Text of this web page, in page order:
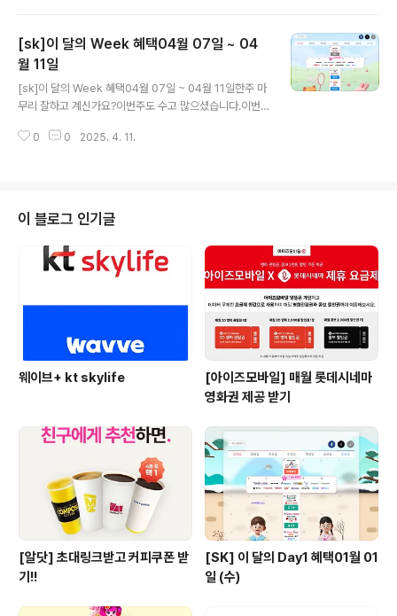
성인 1인 자유이용권 6,000원 할인 대한민국 고기테마파
크, 명륜진사갈비 쿠폰 사용 기간: 6월 11일(수)~6월 12일
(목) 매장 식사 시 1인당 쿠폰 1장 사용 가능(테이블당 여러
장 사용 가능) 이벤트 기간 동안 저녁 시간에는 대기가 길어
샐러디 메인 메뉴 포함 7,000원 이상 구매 시 3,500원..
[sk]이 달의 Week 혜택04월 07일 ~ 04
월 11일
[sk]이 달의 Week 혜택04월 07일 ~ 04월 11일한주 마
무리 잘하고 계신가요?이번주도 수고 많으셨습니다.이번
신분들 꼭 잊지 마시고, 쿠폰이라도 받아두세요!!이번 한주
용 기간: 4월 7일(월)~4월 20일(일) 삼성스토어에서 행
사 모델 구매 시 삼성전자 포인트 지급, 삼성닷컴에서 상
품 구매 시 할인 온라인 및 오프라인 각 매장별 행사 적
용 모델은 다를 수 있음 삼성카드로 결제 하면 50,000
원 캐시백 이 쿠폰을 적용해 상품 구매 시 영화 예매권 증
0 0 2025. 4. 11.
이 블로그 인기글
웨이브+ kt skylife
[아이즈모바일] 매월 롯데시네마
영화권 제공 받기
[알닷] 초대링크받고 커피쿠폰 받
기!!
[SK] 이 달의 Day1 혜택01월 01
일 (수)